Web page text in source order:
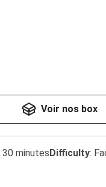
Voir nos box
30 minutesDifficulty: